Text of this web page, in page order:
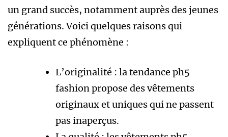
un grand succès, notamment auprès des jeunes
générations. Voici quelques raisons qui
expliquent ce phénomène :
L’originalité : la tendance ph5
fashion propose des vêtements
originaux et uniques qui ne passent
pas inaperçus.